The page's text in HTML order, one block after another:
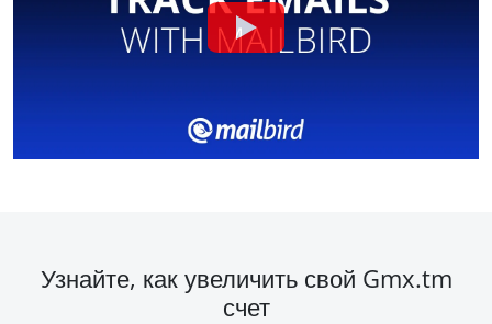
Узнайте, как увеличить свой Gmx.tm
счет